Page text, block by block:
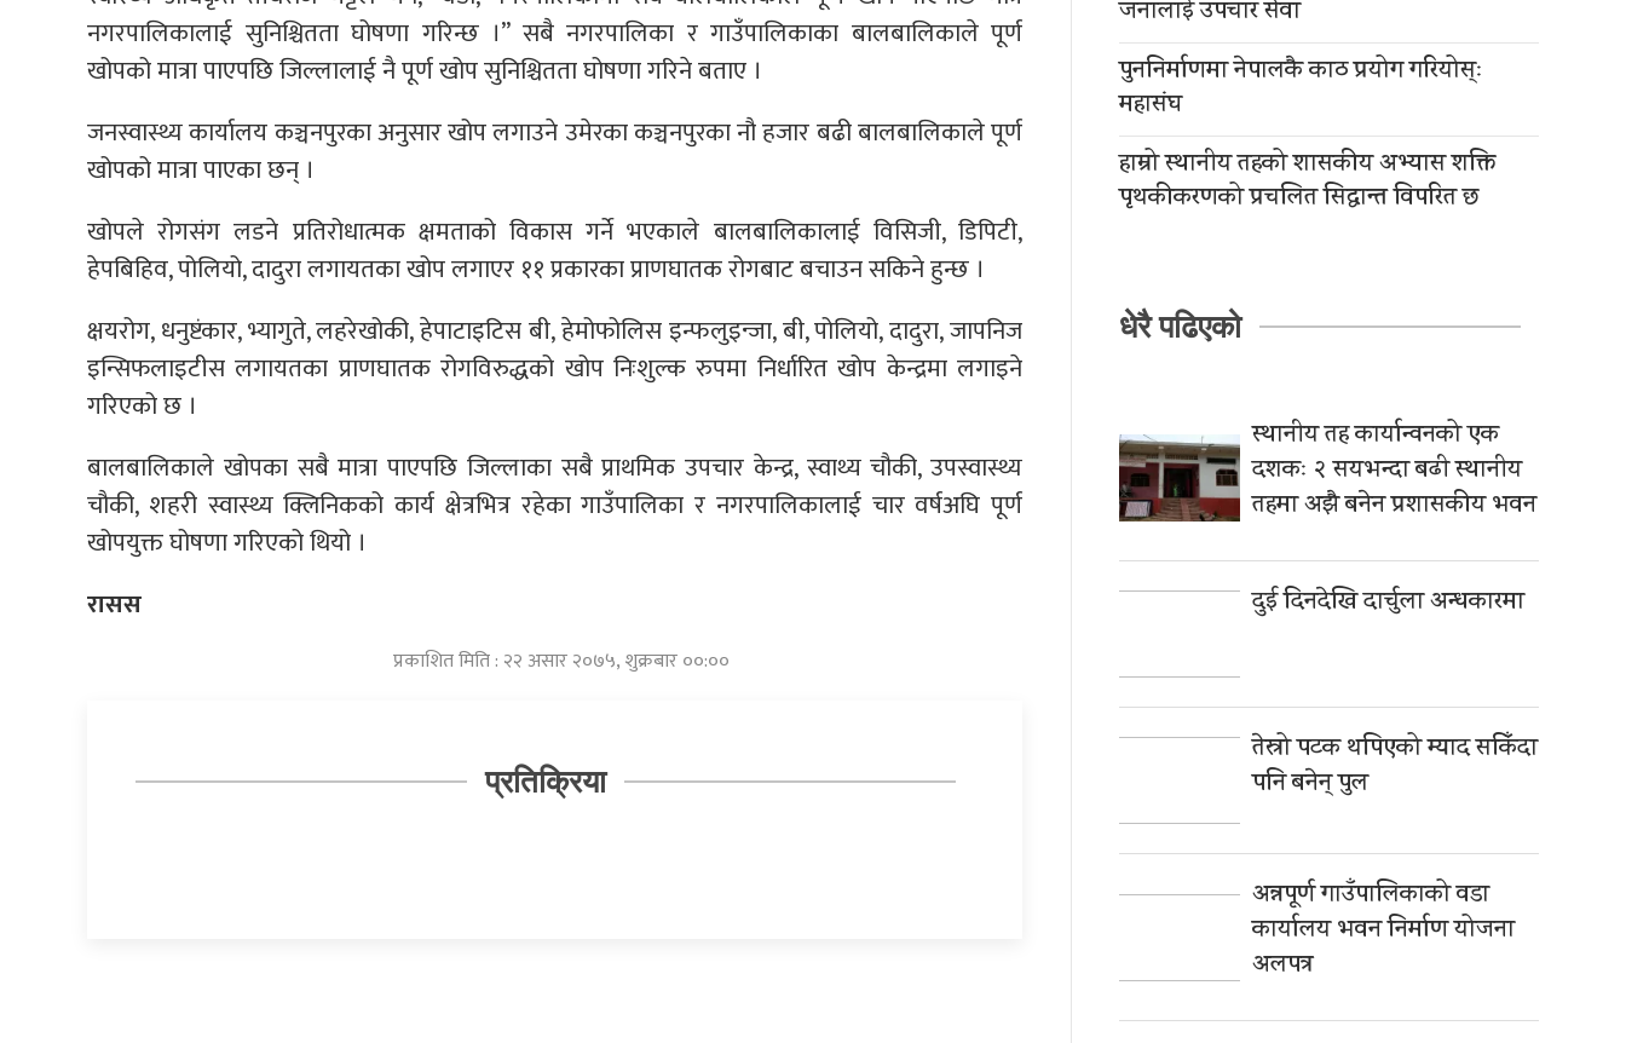
नगरपालिकालाई सुनिश्चितता घोषणा गरिन्छ ।” सबै नगरपालिका र गाउँपालिकाका बालबालिकाले पूर्ण
खोपको मात्रा पाएपछि जिल्लालाई नै पूर्ण खोप सुनिश्चितता घोषणा गरिने बताए ।
जनस्वास्थ्य कार्यालय कञ्चनपुरका अनुसार खोप लगाउने उमेरका कञ्चनपुरका नौ हजार बढी बालबालिकाले पूर्ण
खोपको मात्रा पाएका छन् ।
खोपले रोगसंग लडने प्रतिरोधात्मक क्षमताको विकास गर्ने भएकाले बालबालिकालाई विसिजी, डिपिटी,
हेपबिहिव, पोलियो, दादुरा लगायतका खोप लगाएर ११ प्रकारका प्राणघातक रोगबाट बचाउन सकिने हुन्छ ।
क्षयरोग, धनुष्टंकार, भ्यागुते, लहरेखोकी, हेपाटाइटिस बी, हेमोफोलिस इन्फलुइन्जा, बी, पोलियो, दादुरा, जापनिज
इन्सिफलाइटीस लगायतका प्राणघातक रोगविरुद्धको खोप निःशुल्क रुपमा निर्धारित खोप केन्द्रमा लगाइने
गरिएको छ ।
बालबालिकाले खोपका सबै मात्रा पाएपछि जिल्लाका सबै प्राथमिक उपचार केन्द्र, स्वाथ्य चौकी, उपस्वास्थ्य
चौकी, शहरी स्वास्थ्य क्लिनिकको कार्य क्षेत्रभित्र रहेका गाउँपालिका र नगरपालिकालाई चार वर्षअघि पूर्ण
खोपयुक्त घोषणा गरिएको थियो ।
रासस
प्रकाशित मिति : २२ असार २०७५, शुक्रबार ००:००
प्रतिक्रिया
जनालाई उपचार सेवा
पुननिर्माणमा नेपालकै काठ प्रयोग गरियोस्ः
महासंघ
हाम्रो स्थानीय तहको शासकीय अभ्यास शक्ति
पृथकीकरणको प्रचलित सिद्धान्त विपरित छ
धेरै पढिएको
स्थानीय तह कार्यान्वनको एक
दशकः २ सयभन्दा बढी स्थानीय
तहमा अझै बनेन प्रशासकीय भवन
दुई दिनदेखि दार्चुला अन्धकारमा
तेस्रो पटक थपिएको म्याद सकिँदा
पनि बनेन् पुल
अन्नपूर्ण गाउँपालिकाको वडा
कार्यालय भवन निर्माण योजना
अलपत्र